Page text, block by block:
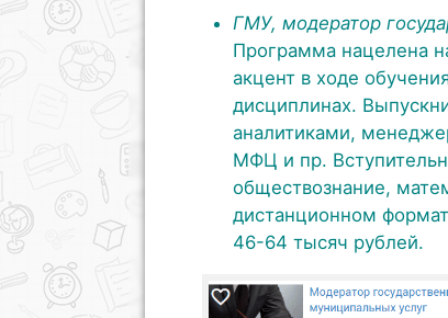
ГМУ, модератор
Программа нацелена
акцент в ходе
дисциплинах.
аналитиками,
МФЦ и пр.
обществознание,
дистанционном
46-64 тысяч рублей.